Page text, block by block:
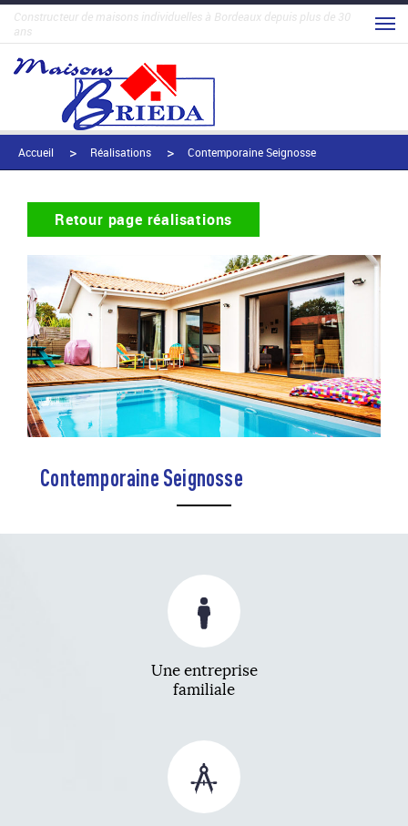
Constructeur de maisons individuelles à Bordeaux depuis plus de 30
ans
Accueil Réalisations Contemporaine Seignosse
Retour page réalisations
Contemporaine Seignosse
Une entreprise
familiale